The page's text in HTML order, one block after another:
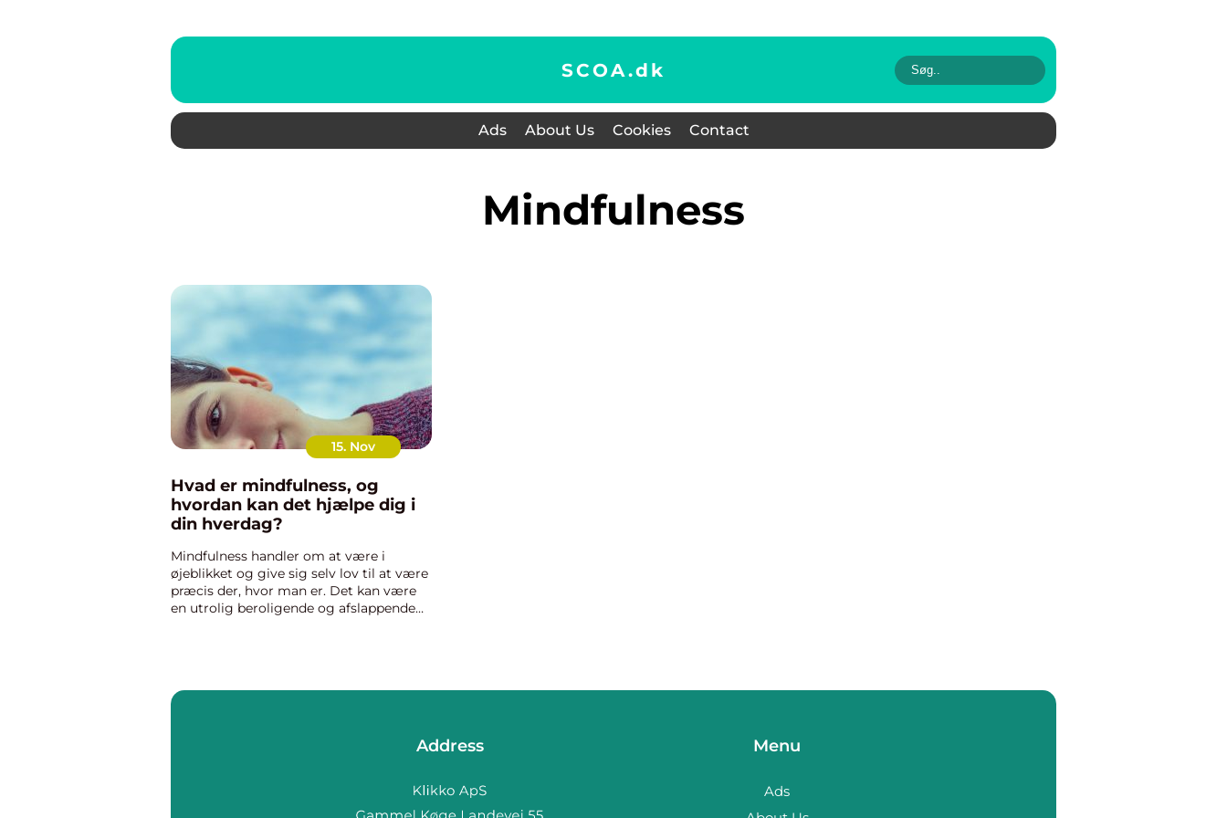
SCOA.dk
Ads About Us Cookies Contact
mindfulness
15. Nov
Hvad er mindfulness, og
hvordan kan det hjælpe dig i
din hverdag?
Mindfulness handler om at være i
øjeblikket og give sig selv lov til at være
præcis der, hvor man er. Det kan være
en utrolig beroligende og afslappende
Address Menu
Ads